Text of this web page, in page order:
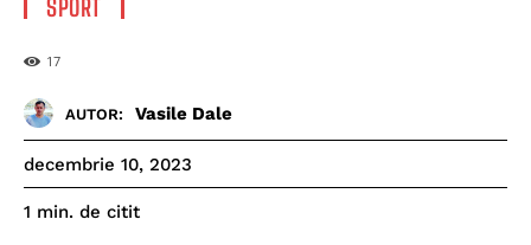
SPORT
17
AUTOR: Vasile Dale
decembrie 10, 2023
1 min. de citit